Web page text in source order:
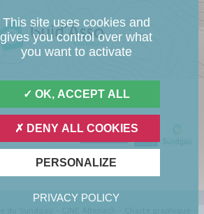
du Sundgau - CINE Altenach -
This site uses cookies and
gives you control over what
you want to activate
OK, ACCEPT ALL
DENY ALL COOKIES
PERSONALIZE
PRIVACY POLICY